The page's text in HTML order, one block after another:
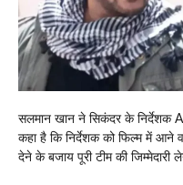
सलमान खान ने सिकंदर के निर्देशक
कहा है कि निर्देशक को फिल्म में आने
देने के बजाय पूरी टीम की जिम्मेदारी